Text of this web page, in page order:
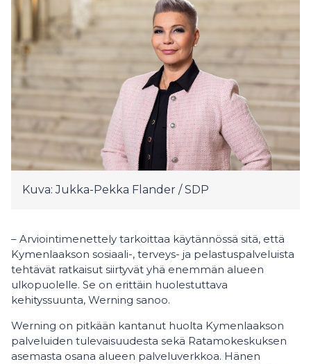
Kuva: Jukka-Pekka Flander / SDP
– Arviointimenettely tarkoittaa käytännössä sitä, että
Kymenlaakson sosiaali-, terveys- ja pelastuspalveluista
tehtävät ratkaisut siirtyvät yhä enemmän alueen
ulkopuolelle. Se on erittäin huolestuttava
kehityssuunta, Werning sanoo.
Werning on pitkään kantanut huolta Kymenlaakson
palveluiden tulevaisuudesta sekä Ratamokeskuksen
asemasta osana alueen palveluverkkoa. Hänen